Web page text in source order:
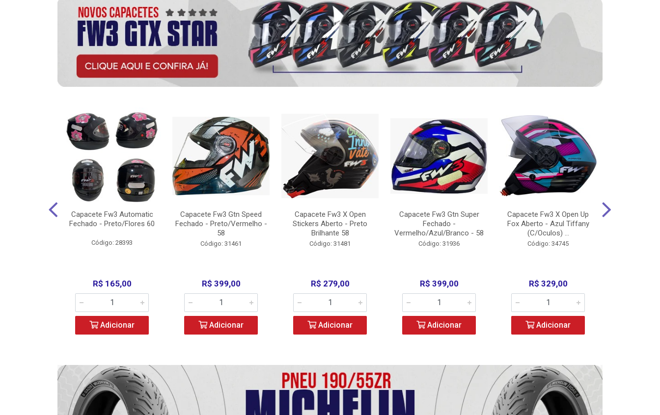
Capacete Fw3 Automatic
Fechado - Preto/Flores 60
Código: 28393
R$ 165,00
Adicionar
Capacete Fw3 Gtn Speed
Fechado - Preto/Vermelho -
58
Código: 31461
R$ 399,00
Adicionar
Capacete Fw3 X Open
Stickers Aberto - Preto
Brilhante 58
Código: 31481
R$ 279,00
Adicionar
Capacete Fw3 Gtn Super
Fechado -
Vermelho/Azul/Branco - 58
Código: 31936
R$ 399,00
Adicionar
Capacete Fw3 X Open Up
Fox Aberto - Azul Tiffany
(C/Oculos) ...
Código: 34745
R$ 329,00
Adicionar